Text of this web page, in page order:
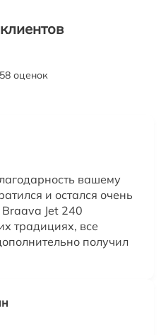
оценок
вашему
и остался очень
Jet 240
традициях, все
получил